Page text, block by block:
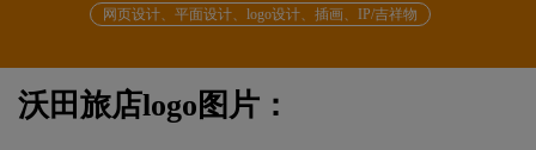
网页设计、平面设计、logo设计、插画、IP/吉祥物
沃田旅店logo图片：